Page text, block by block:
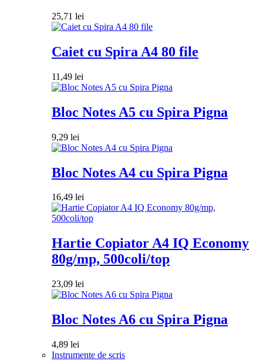
25,71 lei
Caiet cu Spira A4 80 file
11,49 lei
Bloc Notes A5 cu Spira Pigna
9,29 lei
Bloc Notes A4 cu Spira Pigna
16,49 lei
Hartie Copiator A4 IQ Economy
80g/mp, 500coli/top
23,09 lei
Bloc Notes A6 cu Spira Pigna
4,89 lei
Instrumente de scris